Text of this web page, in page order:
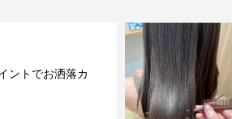
ントでお洒落カ